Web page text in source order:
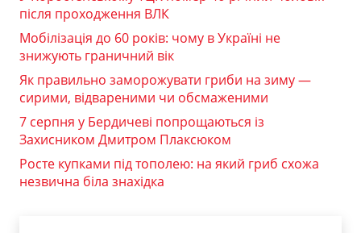
після проходження ВЛК
Мобілізація до 60 років: чому в Україні не
знижують граничний вік
Як правильно заморожувати гриби на зиму —
сирими, відвареними чи обсмаженими
7 серпня у Бердичеві попрощаються із
Захисником Дмитром Плаксюком
Росте купками під тополею: на який гриб схожа
незвична біла знахідка